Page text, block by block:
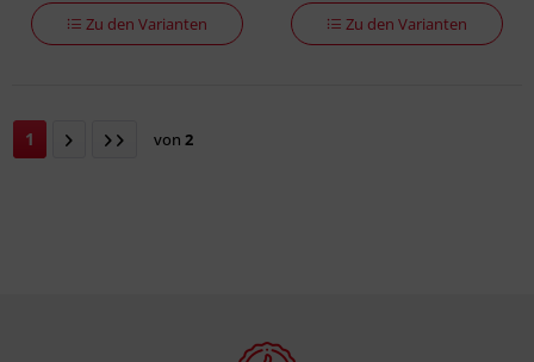
Zu den Varianten Zu den Varianten
1 von 2